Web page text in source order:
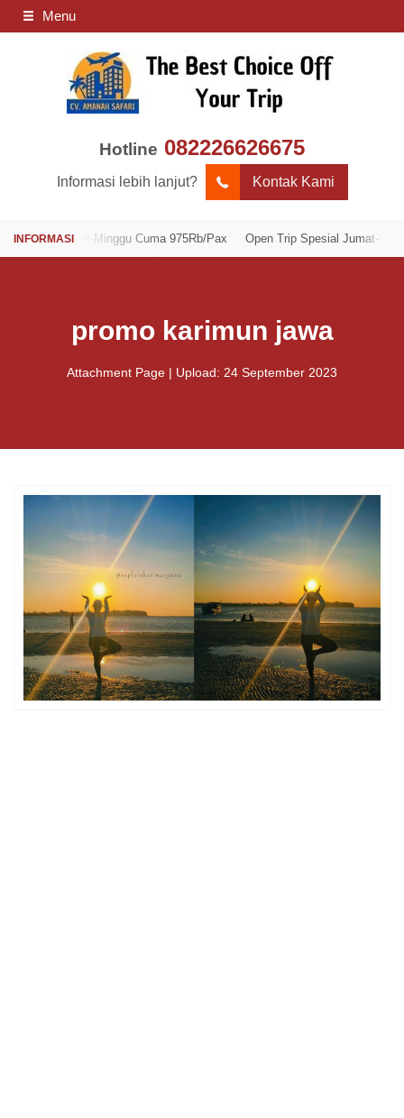
Menu
Hotline 082226626675
Informasi lebih lanjut? Kontak Kami
Jumat-Minggu Cuma 975Rb/Pax Open Trip Spesial Jumat-Minggu
promo karimun jawa
Attachment Page | Upload: 24 September 2023